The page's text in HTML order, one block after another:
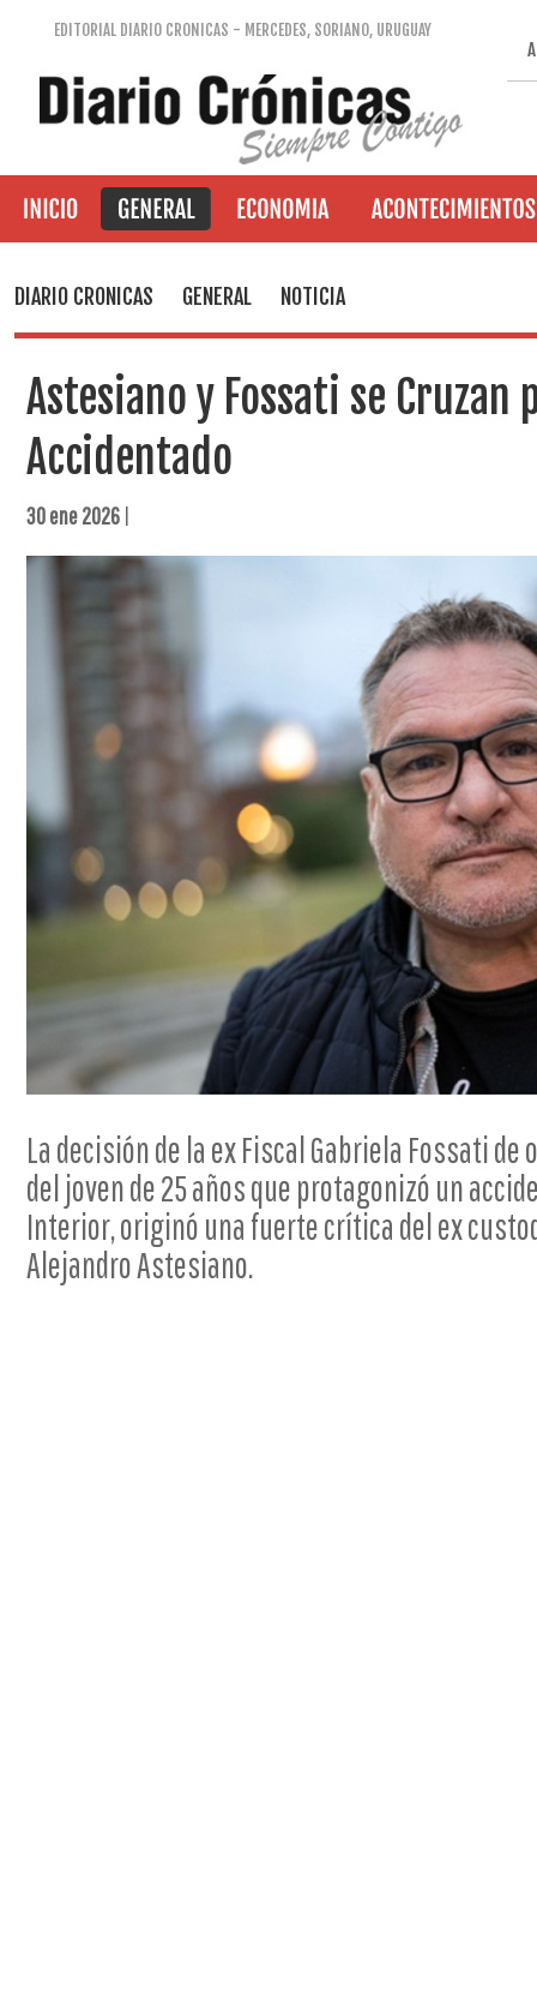
EDITORIAL DIARIO CRONICAS - MERCEDES, SORIANO, URUGUAY
DIARIO CRONICAS GENERAL NOTICIA
Astesiano y Fossati se Cruzan
Accidentado
30 ene 2026 |
La decisión de la ex Fiscal Gabriela Fossati
del joven de 25 años que protagonizó un
Interior, originó una fuerte crítica del ex
Alejandro Astesiano.